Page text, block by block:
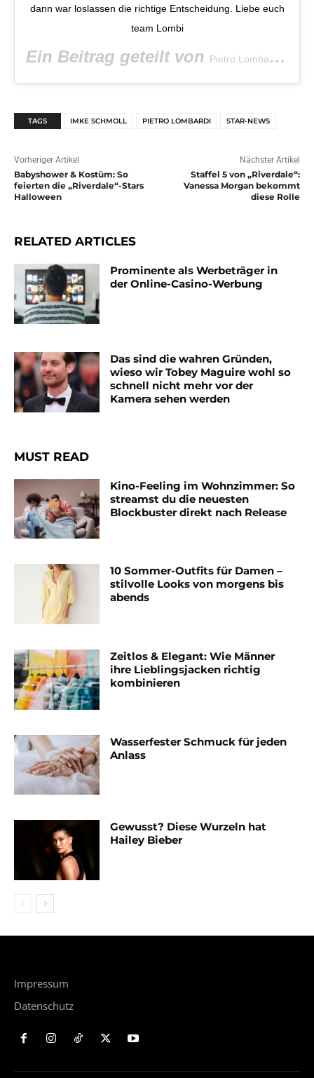
dann war loslassen die richtige Entscheidung. Liebe euch
team Lombi
Ein Beitrag geteilt von Pietro Lombardi
TAGS IMKE SCHMOLL PIETRO LOMBARDI STAR-NEWS
Vorheriger Artikel
Babyshower & Kostüm: So
feierten die „Riverdale“-Stars
Halloween
Nächster Artikel
Staffel 5 von „Riverdale“:
Vanessa Morgan bekommt
diese Rolle
RELATED ARTICLES
Prominente als Werbeträger in
der Online-Casino-Werbung
Das sind die wahren Gründen,
wieso wir Tobey Maguire wohl so
schnell nicht mehr vor der
Kamera sehen werden
MUST READ
Kino-Feeling im Wohnzimmer: So
streamst du die neuesten
Blockbuster direkt nach Release
10 Sommer-Outfits für Damen –
stilvolle Looks von morgens bis
abends
Zeitlos & Elegant: Wie Männer
ihre Lieblingsjacken richtig
kombinieren
Wasserfester Schmuck für jeden
Anlass
Gewusst? Diese Wurzeln hat
Hailey Bieber
Impressum
Datenschutz